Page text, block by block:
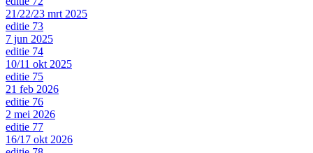
21/22/23 mrt 2025
editie 73
7 jun 2025
editie 74
10/11 okt 2025
editie 75
21 feb 2026
editie 76
2 mei 2026
editie 77
16/17 okt 2026